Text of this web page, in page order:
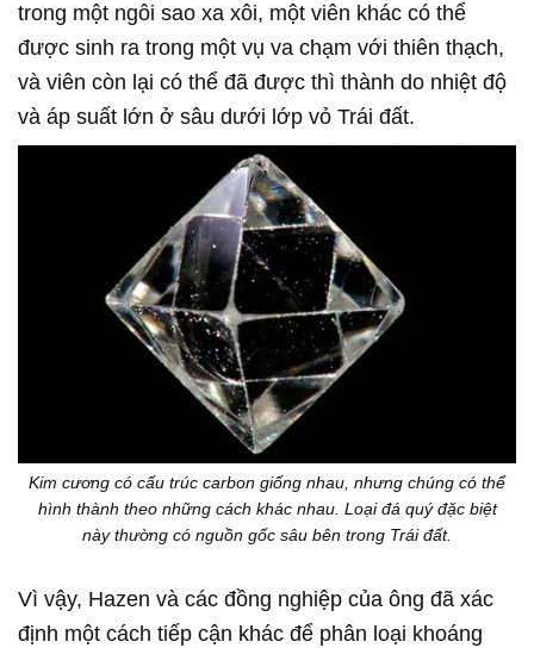
trong một ngôi sao xa xôi, một viên khác có thể
được sinh ra trong một vụ va chạm với thiên thạch,
và viên còn lại có thể đã được thì thành do nhiệt độ
và áp suất lớn ở sâu dưới lớp vỏ Trái đất.
Kim cương có cấu trúc carbon giống nhau, nhưng chúng có thể
hình thành theo những cách khác nhau. Loại đá quý đặc biệt
này thường có nguồn gốc sâu bên trong Trái đất.
Vì vậy, Hazen và các đồng nghiệp của ông đã xác
định một cách tiếp cận khác để phân loại khoáng